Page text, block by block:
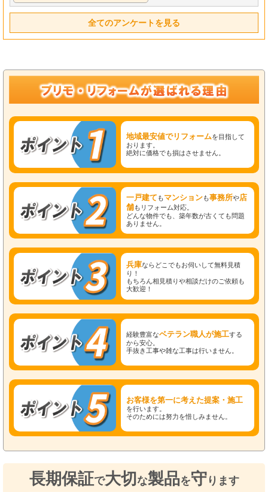
全てのアンケートを見る
地域最安値でリフォームを目指して
おります。
絶対に価格でも損はさせません。
一戸建て もマンションも事務所や店
舗もリフォーム対応。
どんな物件でも、築年数が古くても問題
ありません。
兵庫ならどこでもお伺いして無料見積
り！
もちろん相見積りや相談だけのご依頼も
大歓迎！
経験豊富なベテラン職人が施工する
から安心。
手抜き工事や雑な工事は行いません。
お客様を第一に考えた提案・施工
を行います。
そのためには努力を惜しみません。
長期保証で大切 な製品を守 ります